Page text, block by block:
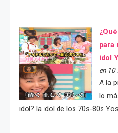
para
idol
en 10
A la
lo
idol? la idol de los 70s-80s